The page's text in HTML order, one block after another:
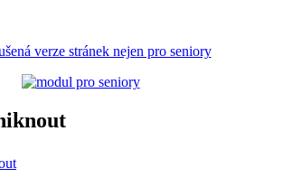
verze stránek nejen pro seniory